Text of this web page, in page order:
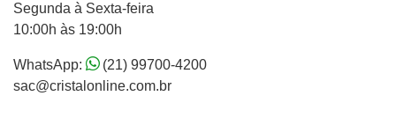
Segunda à Sexta-feira
10:00h às 19:00h
WhatsApp:
(21) 99700-4200
sac@cristalonline.com.br